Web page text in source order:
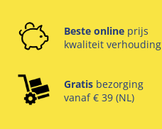
Beste online prijs
kwaliteit verhouding
Gratis bezorging
vanaf € 39 (NL)